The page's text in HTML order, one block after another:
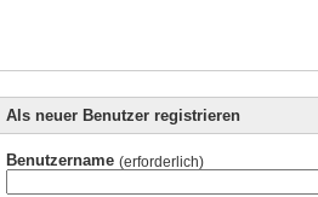
Als neuer Benutzer registrieren
Benutzername (erforderlich)